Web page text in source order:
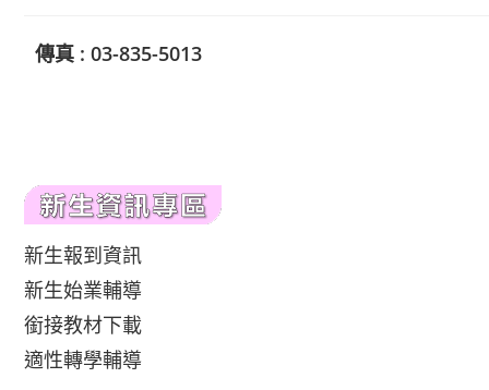
傳真 : 03-835-5013
新生報到資訊
新生始業輔導
銜接教材下載
適性轉學輔導